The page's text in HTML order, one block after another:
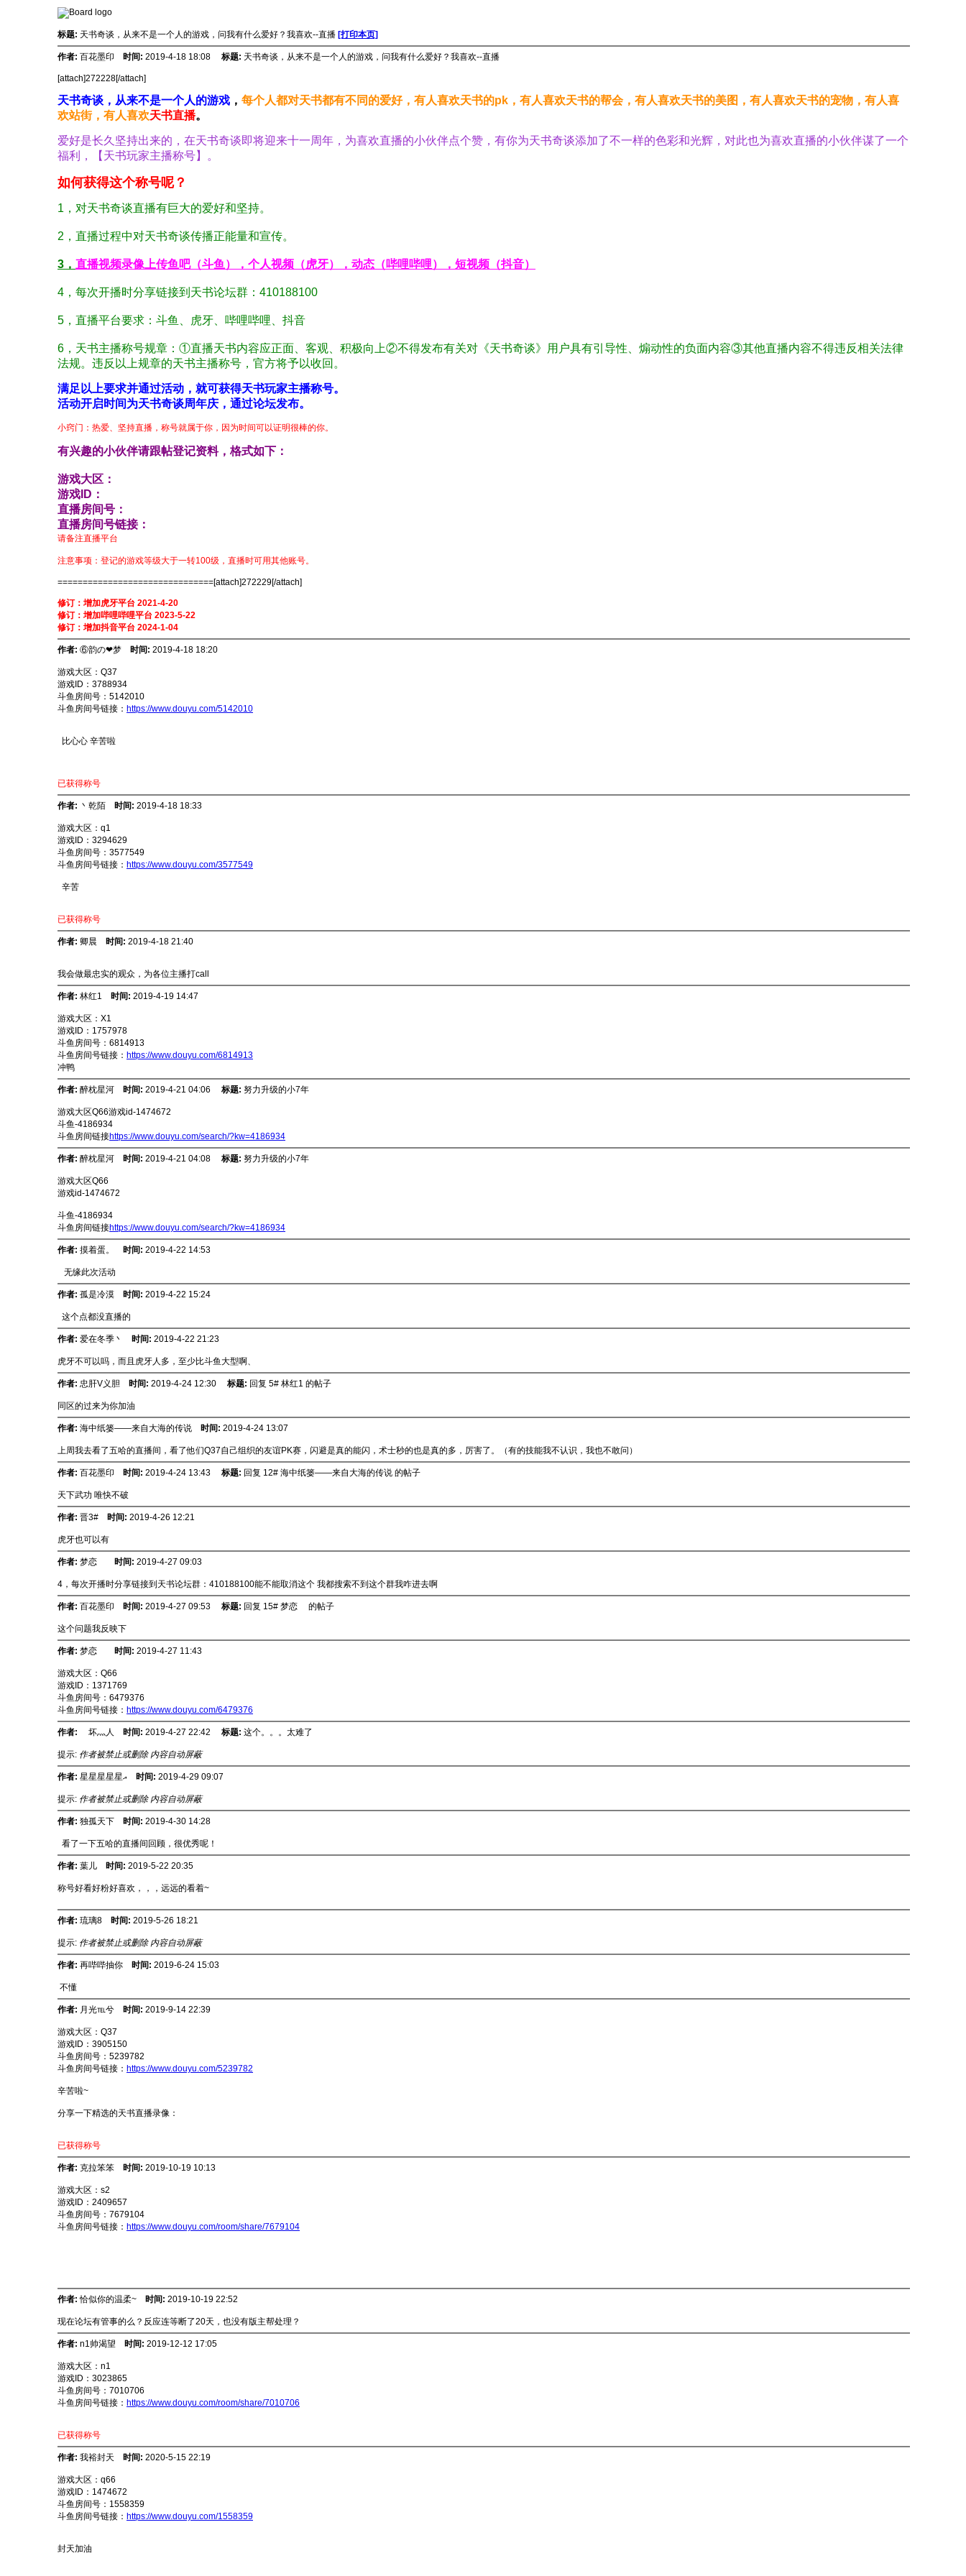
标题: 天书奇谈，从来不是一个人的游戏，问我有什么爱好？我喜欢--直播 [打印本页]
作者: 百花墨印 时间: 2019-4-18 18:08 标题: 天书奇谈，从来不是一个人的游戏，问我有什么爱好？我喜欢--直播
[attach]272228[/attach]
天书奇谈，从来不是一个人的游戏 ， 每个人都对天书都有不同的爱好，有人喜欢天书的pk，有人喜欢天书的帮会，有人喜欢天书的美图，有人喜欢天书的宠物，有人喜
欢站街，有人喜欢天书直播。
爱好是长久坚持出来的，在天书奇谈即将迎来十一周年，为喜欢直播的小伙伴点个赞，有你为天书奇谈添加了不一样的色彩和光辉，对此也为喜欢直播的小伙伴谋了一个
福利，【天书玩家主播称号】。
如何获得这个称号呢？
1，对天书奇谈直播有巨大的爱好和坚持。
2，直播过程中对天书奇谈传播正能量和宣传。
3， 直播视频录像上传鱼吧（斗鱼），个人视频（虎牙），动态（哔哩哔哩），短视频（抖音）
4，每次开播时分享链接到天书论坛群：410188100
5，直播平台要求：斗鱼、虎牙、哔哩哔哩、抖音
6，天书主播称号规章：①直播天书内容应正面、客观、积极向上②不得发布有关对《天书奇谈》用户具有引导性、煽动性的负面内容③其他直播内容不得违反相关法律
法规。违反以上规章的天书主播称号，官方将予以收回。
满足以上要求并通过活动，就可获得天书玩家主播称号。
活动开启时间为天书奇谈周年庆，通过论坛发布。
小窍门：热爱、坚持直播，称号就属于你，因为时间可以证明很棒的你。
有兴趣的小伙伴请跟帖登记资料，格式如下：
游戏大区：
游戏ID：
直播房间号：
直播房间号链接：
请备注直播平台
注意事项：登记的游戏等级大于一转100级，直播时可用其他账号。
===============================[attach]272229[/attach]
修订：增加虎牙平台 2021-4-20
修订：增加哔哩哔哩平台 2023-5-22
修订：增加抖音平台 2024-1-04
作者: ⑥韵の❤梦 时间: 2019-4-18 18:20
游戏大区：Q37
游戏ID：3788934
斗鱼房间号：5142010
斗鱼房间号链接： https://www.douyu.com/5142010
比心心 辛苦啦
已获得称号
作者: 丶乾陌 时间: 2019-4-18 18:33
游戏大区：q1
游戏ID：3294629
斗鱼房间号：3577549
斗鱼房间号链接： https://www.douyu.com/3577549
辛苦
已获得称号
作者: 卿晨 时间: 2019-4-18 21:40
我会做最忠实的观众，为各位主播打call
作者: 林红1 时间: 2019-4-19 14:47
游戏大区：X1
游戏ID：1757978
斗鱼房间号：6814913
斗鱼房间号链接： https://www.douyu.com/6814913
冲鸭
作者: 醉枕星河 时间: 2019-4-21 04:06 标题: 努力升级的小7年
游戏大区Q66游戏id-1474672
斗鱼-4186934
斗鱼房间链接https://www.douyu.com/search/?kw=4186934
作者: 醉枕星河 时间: 2019-4-21 04:08 标题: 努力升级的小7年
游戏大区Q66
游戏id-1474672
斗鱼-4186934
斗鱼房间链接https://www.douyu.com/search/?kw=4186934
作者: 摸着蛋。 时间: 2019-4-22 14:53
无缘此次活动
作者: 孤是冷漠 时间: 2019-4-22 15:24
这个点都没直播的
作者: 爱在冬季丶 时间: 2019-4-22 21:23
虎牙不可以吗，而且虎牙人多，至少比斗鱼大型啊、
作者: 忠肝V义胆 时间: 2019-4-24 12:30 标题: 回复 5# 林红1 的帖子
同区的过来为你加油
作者: 海中纸篓——来自大海的传说 时间: 2019-4-24 13:07
上周我去看了五哈的直播间，看了他们Q37自己组织的友谊PK赛，闪避是真的能闪，术士秒的也是真的多，厉害了。（有的技能我不认识，我也不敢问）
作者: 百花墨印 时间: 2019-4-24 13:43 标题: 回复 12# 海中纸篓——来自大海的传说 的帖子
天下武功 唯快不破
作者: 晋3# 时间: 2019-4-26 12:21
虎牙也可以有
作者: 梦恋ゝ 时间: 2019-4-27 09:03
4，每次开播时分享链接到天书论坛群：410188100能不能取消这个 我都搜索不到这个群我咋进去啊
作者: 百花墨印 时间: 2019-4-27 09:53 标题: 回复 15# 梦恋ゝ 的帖子
这个问题我反映下
作者: 梦恋ゝ 时间: 2019-4-27 11:43
游戏大区：Q66
游戏ID：1371769
斗鱼房间号：6479376
斗鱼房间号链接： https://www.douyu.com/6479376
作者: ゞ坏灬人 时间: 2019-4-27 22:42 标题: 这个。。。太难了
提示: 作者被禁止或删除 内容自动屏蔽
作者: 时间: 2019-4-29 09:07
提示: 作者被禁止或删除 内容自动屏蔽
作者: 独孤天下 时间: 2019-4-30 14:28
看了一下五哈的直播间回顾，很优秀呢！
作者: 葉儿 时间: 2019-5-22 20:35
称号好看好粉好喜欢，，，远远的看着~
作者: 琉璃8 时间: 2019-5-26 18:21
提示: 作者被禁止或删除 内容自动屏蔽
作者: 再哔哔抽你 时间: 2019-6-24 15:03
不懂
作者: 月光℡兮 时间: 2019-9-14 22:39
游戏大区：Q37
游戏ID：3905150
斗鱼房间号：5239782
斗鱼房间号链接： https://www.douyu.com/5239782
辛苦啦~
分享一下精选的天书直播录像：
已获得称号
作者: 克拉笨笨 时间: 2019-10-19 10:13
游戏大区：s2
游戏ID：2409657
斗鱼房间号：7679104
斗鱼房间号链接： https://www.douyu.com/room/share/7679104
作者:恰似你的温柔~ 时间: 2019-10-19 22:52
现在论坛有管事的么？反应连等断了20天，也没有版主帮处理？
作者: n1帅渴望 时间: 2019-12-12 17:05
游戏大区：n1
游戏ID：3023865
斗鱼房间号：7010706
斗鱼房间号链接： https://www.douyu.com/room/share/7010706
已获得称号
作者: 我裕封天 时间: 2020-5-15 22:19
游戏大区：q66
游戏ID：1474672
斗鱼房间号：1558359
斗鱼房间号链接： https://www.douyu.com/1558359
封天加油